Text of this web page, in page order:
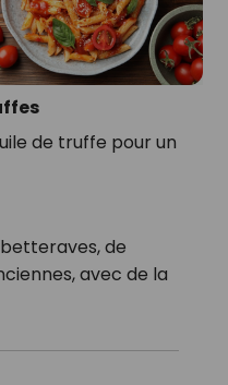
de truffe pour un
de
avec de la